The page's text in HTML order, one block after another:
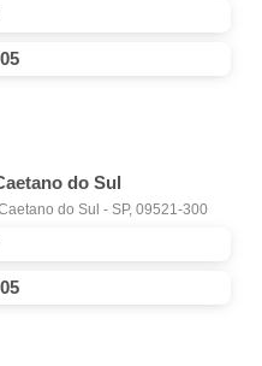
do Sul
do Sul - SP, 09521-300